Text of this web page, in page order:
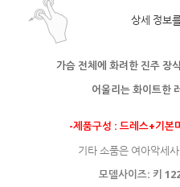
상세 정보
가슴 전체에 화려한 진주 장
어울리는 화이트한
-제품구성 : 드레스+기본
기타 소품은 여아악세
모델사이즈: 키